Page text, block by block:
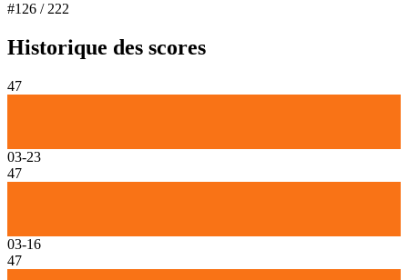
#126 / 222
Historique des scores
47
03-23
47
03-16
47